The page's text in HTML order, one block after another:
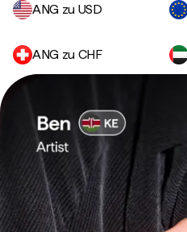
ANG zu USD
ANG zu CHF